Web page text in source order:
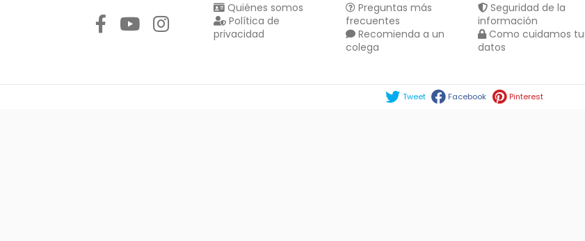
Quiénes somos
Política de
privacidad
Preguntas más
frecuentes
Recomienda a un
colega
Seguridad de la
información
Como cuidamos
datos
Tweet Facebook Pinterest